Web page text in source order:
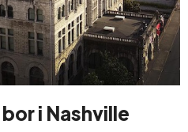
i Nashville